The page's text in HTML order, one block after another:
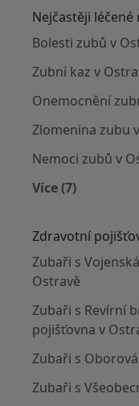
Nejčastěji léčené
Bolesti zubů v
Zubní kaz v
Onemocnění
Zlomenina zubu
Nemoci zubů v
Více (7)
Zdravotní
Zubaři s
Ostravě
Zubaři s Revírní
pojišťovna v
Zubaři s
Zubaři s